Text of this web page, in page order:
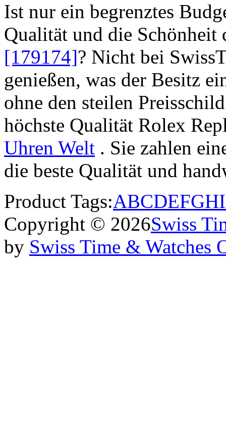
Ist nur ein begrenztes
Qualität und die Schönheit
[179174]? Nicht bei
genießen, was der Besitz
ohne den steilen
höchste Qualität Rolex
Uhren Welt . Sie zahlen
die beste Qualität und
Product Tags:ABCDEFGHI
Copyright © 2026Swiss
by Swiss Time & Watches